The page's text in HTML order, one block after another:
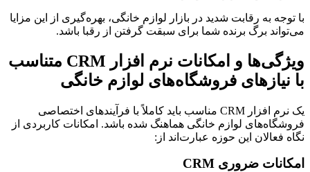
با توجه به رقابت شدید در بازار لوازم خانگی، بهره‌گیری از این مزایا
می‌تواند برگ برنده شما برای سبقت گرفتن از رقبا باشد.
ویژگی‌ها و امکانات نرم افزار CRM متناسب
با نیازهای فروشگاه‌های لوازم خانگی
یک نرم افزار CRM مناسب باید کاملاً با فرآیندهای اختصاصی
فروشگاه‌های لوازم خانگی هماهنگ شده باشد. امکانات کاربردی از
نگاه فعالان این حوزه عبارت‌اند از:
امکانات ضروری CRM